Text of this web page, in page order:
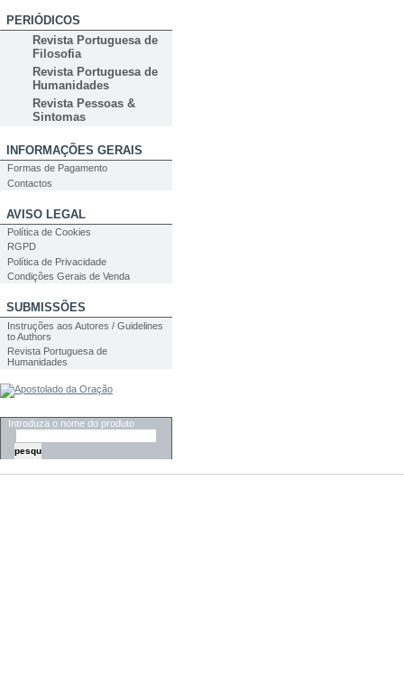
PERIÓDICOS
Revista Portuguesa de
Filosofia
Revista Portuguesa de
Humanidades
Revista Pessoas &
Sintomas
INFORMAÇÕES GERAIS
Formas de Pagamento
Contactos
AVISO LEGAL
Política de Cookies
RGPD
Política de Privacidade
Condições Gerais de Venda
SUBMISSÕES
Instruções aos Autores / Guidelines
to Authors
Revista Portuguesa de
Humanidades
Introduza o nome do produto